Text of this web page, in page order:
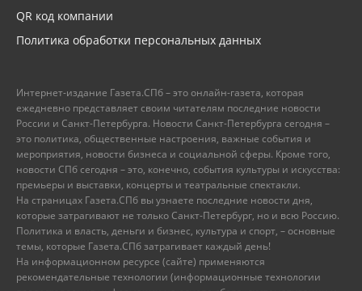
QR код компании
Политика обработки персональных данных
Интернет-издание Газета.СПб – это онлайн-газета, которая
ежедневно представляет своим читателям последние новости
России и Санкт-Петербурга. Новости Санкт-Петербурга сегодня –
это политика, общественные настроения, важные события и
мероприятия, новости бизнеса и социальной сферы. Кроме того,
новости СПб сегодня – это, конечно, события культуры и искусства:
премьеры и выставки, концерты и театральные спектакли.
На страницах Газета.СПб вы узнаете последние новости дня,
которые затрагивают не только Санкт-Петербург, но и всю Россию.
Политика и власть, деньги и бизнес, культура и спорт, – основные
темы, которые Газета.СПб затрагивает каждый день!
На информационном ресурсе (сайте) применяются
рекомендательные технологии (информационные технологии